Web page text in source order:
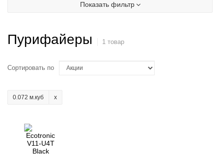
Показать фильтр
Пурифайеры 1 товар
Сортировать по
0.072 м.куб